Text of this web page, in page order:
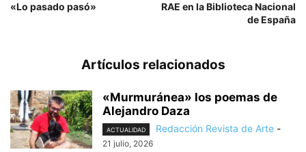
«Lo pasado pasó»
RAE en la Biblioteca Nacional
de España
Artículos relacionados
«Murmuránea» los poemas de
Alejandro Daza
ACTUALIDAD Redacción Revista de Arte -
21 julio, 2026